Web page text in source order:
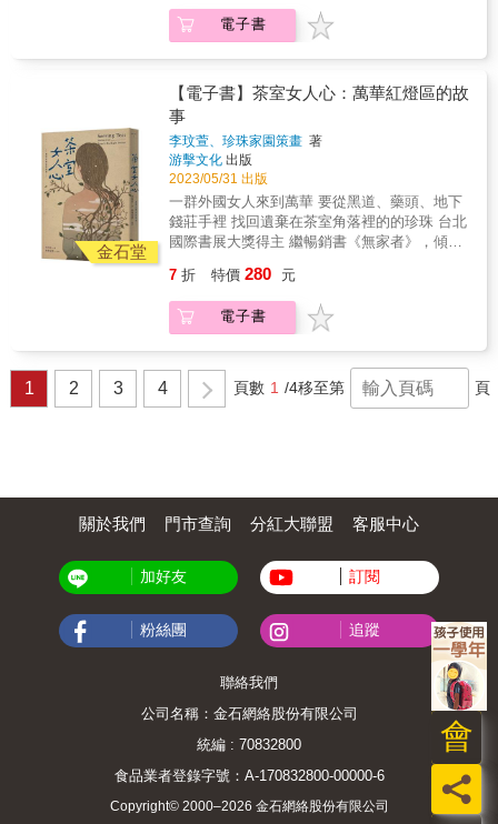
合會理事長、元品心理諮商所諮商心理師兼所
長黃敬雅｜復興空難倖存空服員黃鈺翔｜消防
員工作權益促進協會理事長、新屋大火倖存消
防員楊適瑋｜消防員工作權益促進協會創會理
事長鍾成鴻｜諮商心理師公會全國聯合會理
事、海軍軍官學校學生輔導中心主任（依首字
筆畫排序）倖存者的心理創傷需要被理解和肯
認。心理創傷一直容易被忽略，因為我們不
懂，更可能是我們不知道該如何陪伴和療癒。
心理創傷的療癒之路，首先要理解創傷，學習
辨識創傷，給予醫療及諮商資源，才有機會防
止再受創。作者貼近和跟隨倖存者，因此才有
歷過創傷的人，日常中不斷擔心再受傷，對人
和環境保持警戒。長期的警戒，讓他們經常處
於戰鬥、凍結或逃的狀態，這是「毒性壓
歷到並意識到它（心理創傷），才有機會開始
轉化為療癒及智慧來源。&mdash;&mdash;黃
印在我心中：「活下來的人，才是必須扛起悲
傷重擔的人。」 這也是為什麼我咀嚼本書的文
謝那些願意分享自己經歷的倖存官兵，同為倖
存者，我深刻理解對於患有創傷後壓力症候群
的事。最後，也感謝作者願意承擔起沉重的輿
論，鼓起勇氣去做正確的事，傾聽倖存官兵的
聲音，並試圖以最佳方式傳達他們的親身經
歷，讓這些屬於你我的故事，能夠被更多人看
見。&mdash;&mdash;黃鈺翔｜消防員工作權
益促進協會理事長、新屋大火倖存消防員消防
員是救死扶傷的行業，水裡來火裡去的英勇形
象是世人對消防員的傳統認知。但我們同時也
比其他人更容易體驗傷害，不論是身體或是心
靈。就如災難現場的慘況抑或是同儕的死傷，
當人住進公屋，他不只是單純的居民，而是從
「人」變成可被管治的對象。然而，人畢竟是
擁有自由意志的存在，既使發言的空間再緊
縮，仍想要訴說自己的故事； 看似一模一樣的
方格子，在生活其中的人的努力及歲月的浸潤
下，也會長出不同的模樣；夜晚時亮起燈來的
千門萬戶，也絕不只是下了工看劇、睡覺的地
方，而是儲藏記憶與凝聚認同的所在。 & 作者
梁啟智具深厚的地理學背景，他以公屋為觀察
尺度，實地走遍整個香港。從不同時期建造、
不同地區的公屋與人們的生活痕跡，描繪出香
港政治與社會的演化，是最具生活感與帶入感
的香港現代社會史，也是他寫給家鄉的情書。
可能不清楚這份工作的複雜性，碰到餐點耽
誤，就想給外送員負評。但外送員從獲得派
單、到餐廳取餐、到送餐到消費者手中，每一
家、消費者、路況都可能造成拖餐，但拖餐的
壓力常常落在最前線的外送員身上。到底送餐
過程當中，外送員會遇到哪些意外？ ▎不搶快
就完蛋，外送員的省時戰 是什麼原因，讓外送
員即使不為了賺錢，也要趕趕趕、衝衝衝？ 許
多人都以為外送工作論件計酬，外送員才會搶
快，但他們騎快車常常是為了彌補送餐過程中
的各種意外。此外，平台的制度更是逼使外送
生，又如何變形？ 曾經，這是一份讓人可以養
作？ 透過拆解平台業者近年來不斷變更的報酬
與獎金制度，你將看見這些越來越嚴苛的條
件，如何把一個一個外送員推上搏命送餐的高
寫★ &
布：世界最保密銀行的真相 #SuisseSecrets 瑞
士的銀行客戶保密條款並不道德&hellip;&hellip;
只助長貪污，還掠奪了發展中國家迫切需要的
稅收。 &mdash;&mdash;瑞士黑幕消息來源 瑞
士的銀行客戶保密條款在保護誰？ 數字帳戶的
背後隱藏了哪些最高機密？ 匿名吹哨者將一份
資料傳給《南德日報》的調查團隊，裡面有獨
裁者、特務、國王、樞機主教和超級富豪們在
瑞士信貸的祕密帳戶，共暗藏了一千億瑞郎的
不法收入。 這些國家菁英把貪污、逃稅、挪用
公款和剝削人民的所得藏匿在「金融隱私的基
地」瑞士，或利用瑞士的帳戶洗錢。瑞士的銀
易，美其名為「保護來自世界各地的銀行客
戶」，實際上卻包庇了犯罪與不法。 三位記者
與組織犯罪與貪腐舉報計畫（OCCRP）合作，
並有英國衛報、法國世界報等共150位來自世界
各地的記者參與調查，準備一起公開這些弊
行。但他們意識到，瑞士為了保護銀行祕密甚
電子書
金石堂
【電子書】茶室女人心：萬華紅燈區的故
事
李玟萱、珍珠家園策畫 著
游擊文化 出版
2023/05/31 出版
一群外國女人來到萬華 要從黑道、藥頭、地下
錢莊手裡 找回遺棄在茶室角落裡的的珍珠 台北
國際書展大獎得主 繼暢銷書《無家者》，傾心
粗糙、充滿傷痕，內裡卻是美麗而珍貴」 本書
記錄了曾在茶室工作或從事性交易女性的故事
她們大多於民國四、五十年代，出生在「艱苦
被父母當搖錢樹，少女時代就被賣到妓女戶 有
人懷抱歌星夢，圓夢途中卻遭性侵 有人原本生
恥辱 原本為了生活才進入這一行的她們 常常被
周遭環境拉下去 染上毒癮、賭癮、疾病、欠高
華，是她們人生的最後一站 在漫長的歲月裡，
沒有人看得起她們 年老時，卻有一群熱血的人
三位珍珠家園工作人員的故事 她們來自荷蘭、
新加坡與台灣 她們遠離家鄉來到萬華 陪伴婦女
也會無奈、生氣與沮喪 但她們懂得互補不足、
成為彼此最好的夥伴 一起面對工作上的挑戰和
內心的衝擊 &
7 折 特價 280 元
電子書
1 2 3 4 頁數 1 /4移至第 頁
員
會
關於我們 門市查詢 分紅大聯盟 客服中心
加好友 訂閱
粉絲團 追蹤
聯絡我們
公司名稱：金石網絡股份有限公司
統編 : 70832800
食品業者登錄字號：A-170832800-00000-6
Copyright© 2000–2026 金石網絡股份有限公司